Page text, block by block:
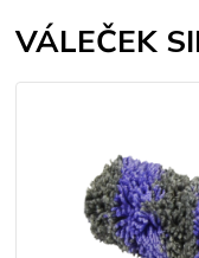
VÁLEČEK